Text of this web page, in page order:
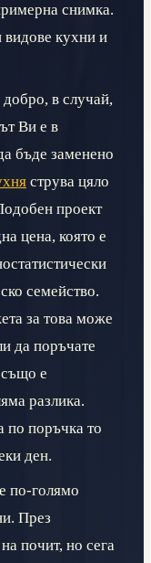
снимка.
видове кухни и
добро, в случай,
Ви е в
бъде заменено
струва цяло
проект
цена, която е
семейство.
за това може
да поръчате
е
разлика.
по поръчка то
ден.
по-голямо
През
почит, но сега